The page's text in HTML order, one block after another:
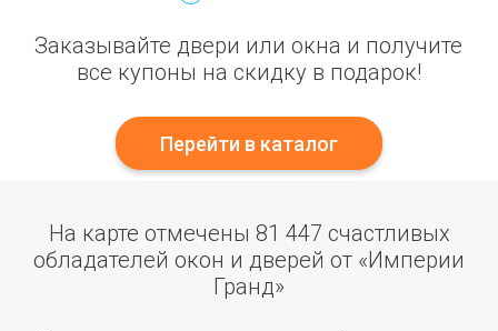
Заказывайте двери или окна и получите
все купоны на скидку в подарок!
Перейти в каталог
На карте отмечены 81 447 счастливых
обладателей окон и дверей от «Империи
Гранд»